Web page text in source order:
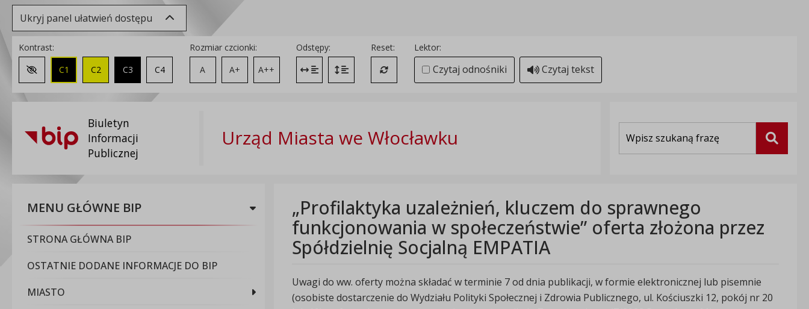
Ukryj panel ułatwień dostępu
Kontrast:
Zmień kontrast na domyślny
C1 C2 C3 C4
Rozmiar czcionki:
A
A+ A++
Odstępy:
Zmień odstęp między literami
Zmień interlinię i margines między paragrafami
Reset:
Przywróć ustawienia domyślne
Lektor:
Czytaj odnośniki Czytaj tekst
Biuletyn
Informacji
Publicznej
Urząd Miasta we Włocławku Szukaj
MENU GŁÓWNE BIP
STRONA GŁÓWNA BIP
OSTATNIE DODANE INFORMACJE DO BIP
MIASTO
„Profilaktyka uzależnień, kluczem do sprawnego
funkcjonowania w społeczeństwie” oferta złożona przez
Spółdzielnię Socjalną EMPATIA
Uwagi do ww. oferty można składać w terminie 7 od dnia publikacji, w formie elektronicznej lub pisemnie
(osobiste dostarczenie do Wydziału Polityki Społecznej i Zdrowia Publicznego, ul. Kościuszki 12, pokój nr 20